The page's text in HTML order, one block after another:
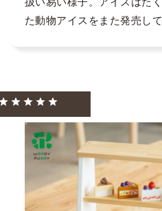
た動物アイスをまた発売し